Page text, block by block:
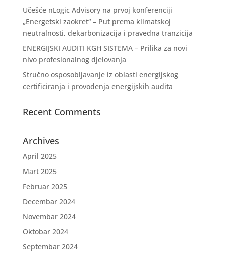
Učešće nLogic Advisory na prvoj konferenciji
„Energetski zaokret“ – Put prema klimatskoj
neutralnosti, dekarbonizacija i pravedna tranzicija
ENERGIJSKI AUDITI KGH SISTEMA – Prilika za novi
nivo profesionalnog djelovanja
Stručno osposobljavanje iz oblasti energijskog
certificiranja i provođenja energijskih audita
Recent Comments
Archives
April 2025
Mart 2025
Februar 2025
Decembar 2024
Novembar 2024
Oktobar 2024
Septembar 2024